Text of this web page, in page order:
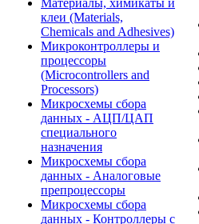
Материалы, химикаты и
клеи (Materials,
Chemicals and Adhesives)
Микроконтроллеры и
процессоры
(Microcontrollers and
Processors)
Микросхемы сбора
данных - АЦП/ЦАП
специального
назначения
Микросхемы сбора
данных - Аналоговые
препроцессоры
Микросхемы сбора
данных - Контроллеры с